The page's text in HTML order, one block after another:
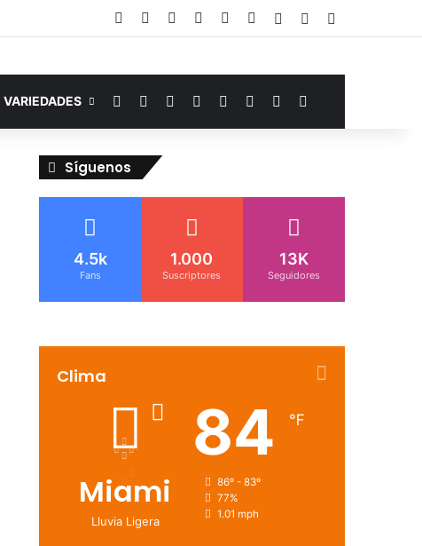
FacebookYouTubeInstagramTelegramWhatsAppGoogle Noticias
AccesoPublicación al
VARIEDADES FacebookYouTubeInstagramTelegramWhatsAppGoogle Noticias
Switch skin
Síguenos
4.5k
Fans
1.000
Suscriptores
13K
Seguidores
Clima
Miami
Lluvia Ligera
84 ℉
86º - 83º
77%
1.01 mph